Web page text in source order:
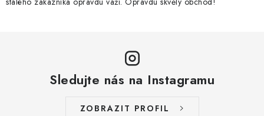
ý
Sledujte nás na Instagramu
ZOBRAZIT PROFIL